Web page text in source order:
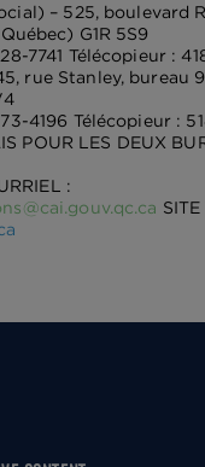
– 525, boulevard
G1R 5S9
7741 Télécopieur :
rue Stanley, bureau
4196 Télécopieur :
POUR LES DEUX
: